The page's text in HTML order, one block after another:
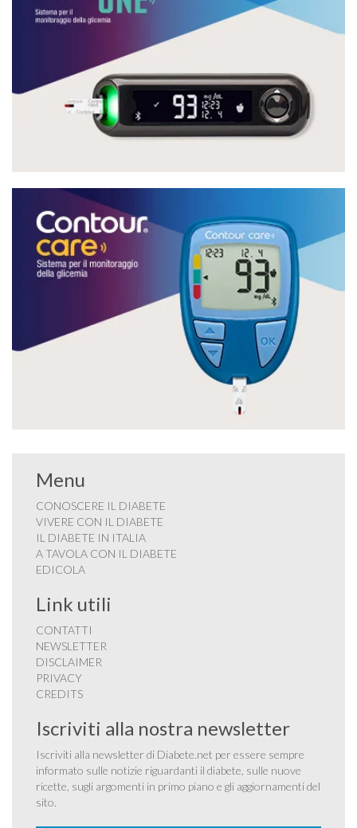
Menu
CONOSCERE IL DIABETE
VIVERE CON IL DIABETE
IL DIABETE IN ITALIA
A TAVOLA CON IL DIABETE
EDICOLA
Link utili
CONTATTI
NEWSLETTER
DISCLAIMER
PRIVACY
CREDITS
Iscriviti alla nostra newsletter
Iscriviti alla newsletter di Diabete.net per essere sempre
informato sulle notizie riguardanti il diabete, sulle nuove
ricette, sugli argomenti in primo piano e gli aggiornamenti del
sito.